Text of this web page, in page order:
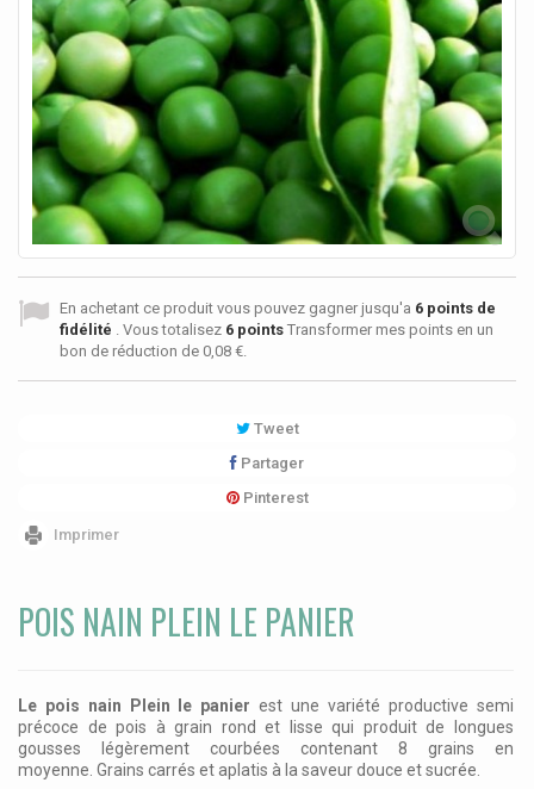
En achetant ce produit vous pouvez gagner jusqu'a 6 points de
fidélité . Vous totalisez 6 points Transformer mes points en un
bon de réduction de 0,08 €.
Tweet
Partager
Pinterest
Imprimer
POIS NAIN PLEIN LE PANIER
Le pois nain Plein le panierest une variété productive semi
précoce de pois à grain rond et lisse qui produit de longues
gousses légèrement courbées contenant 8 grains en
moyenne. Grains carrés et aplatis à la saveur douce et sucrée.